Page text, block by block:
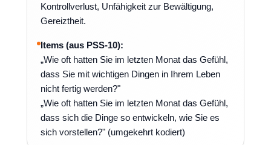
Kontrollverlust, Unfähigkeit zur Bewältigung,
Gereiztheit.
Items (aus PSS-10):
„Wie oft hatten Sie im letzten Monat das Gefühl,
dass Sie mit wichtigen Dingen in Ihrem Leben
nicht fertig werden?"
„Wie oft hatten Sie im letzten Monat das Gefühl,
dass sich die Dinge so entwickeln, wie Sie es
sich vorstellen?" (umgekehrt kodiert)